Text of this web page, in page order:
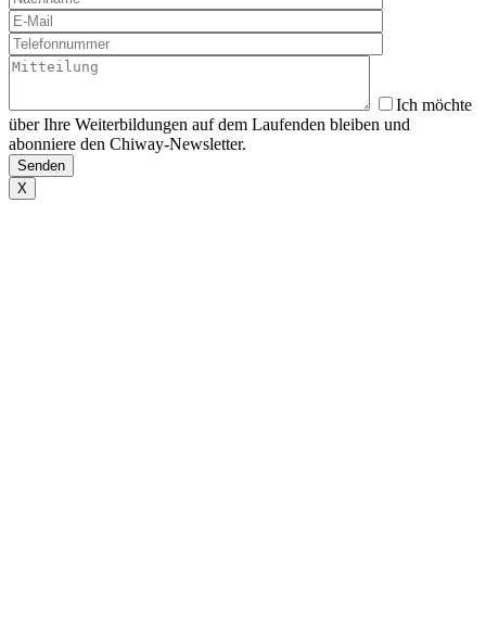
Ich möchte
über Ihre Weiterbildungen auf dem Laufenden bleiben und
abonniere den Chiway-Newsletter.
X